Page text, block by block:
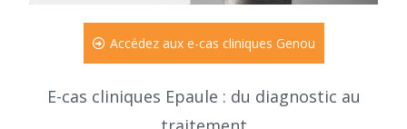
Accédez aux e-cas cliniques Genou
E-cas cliniques Epaule : du diagnostic au